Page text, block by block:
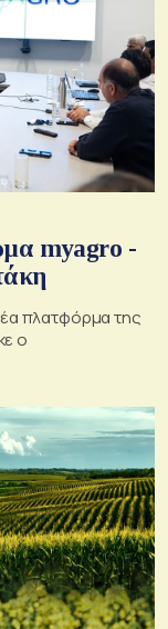
myagro -
πλατφόρμα της
ο